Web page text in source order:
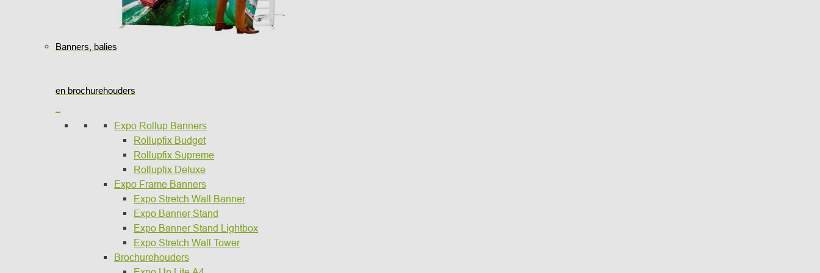
Banners, balies
en brochurehouders
Expo Rollup Banners
Rollupfix Budget
Rollupfix Supreme
Rollupfix Deluxe
Expo Frame Banners
Expo Stretch Wall Banner
Expo Banner Stand
Expo Banner Stand Lightbox
Expo Stretch Wall Tower
Brochurehouders